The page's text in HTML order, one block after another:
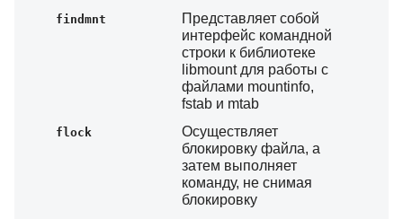
findmnt
Представляет собой
интерфейс командной
строки к библиотеке
libmount для работы с
файлами mountinfo,
fstab и mtab
flock
Осуществляет
блокировку файла, а
затем выполняет
команду, не снимая
блокировку